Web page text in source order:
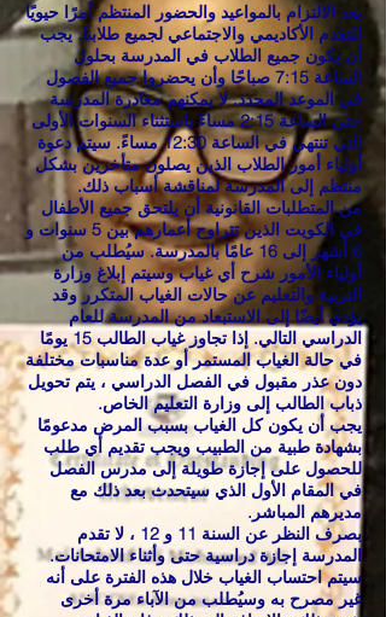
يعد الالتزام بالمواعيد والحضور المنتظم أمرًا حيويًا
للتقدم الأكاديمي والاجتماعي لجميع طلابنا. يجب
أن يكون جميع الطلاب في المدرسة بحلول
الساعة 7:15 صباحًا وأن يحضروا جميع الفصول
في الموعد المحدد. لا يمكنهم مغادرة المدرسة
حتى الساعة 2:15 مساءً باستثناء السنوات الأولى
التي تنتهي في الساعة 12:30 مساءً. سيتم دعوة
أولياء أمور الطلاب الذين يصلون متأخرين بشكل
منتظم إلى المدرسة لمناقشة أسباب ذلك.
من المتطلبات القانونية أن يلتحق جميع الأطفال
في الكويت الذين تتراوح أعمارهم بين 5 سنوات و
6 أشهر إلى 16 عامًا بالمدرسة. سيُطلب من
أولياء الأمور شرح أي غياب وسيتم إبلاغ وزارة
التربية والتعليم عن حالات الغياب المتكرر وقد
يؤدي أيضًا إلى الاستبعاد من المدرسة للعام
الدراسي التالي. إذا تجاوز غياب الطالب 15 يومًا
في حالة الغياب المستمر أو عدة مناسبات مختلفة
دون عذر مقبول في الفصل الدراسي ، يتم تحويل
ذباب الطالب إلى وزارة التعليم الخاص.
يجب أن يكون كل الغياب بسبب المرض مدعومًا
بشهادة طبية من الطبيب ويجب تقديم أي طلب
للحصول على إجازة طويلة إلى مدرس الفصل
في المقام الأول الذي سيتحدث بعد ذلك مع
مديرهم المباشر.
بصرف النظر عن السنة 11 و 12 ، لا تقدم
المدرسة إجازة دراسية حتى وأثناء الامتحانات.
سيتم احتساب الغياب خلال هذه الفترة على أنه
غير مصرح به وسيُطلب من الآباء مرة أخرى